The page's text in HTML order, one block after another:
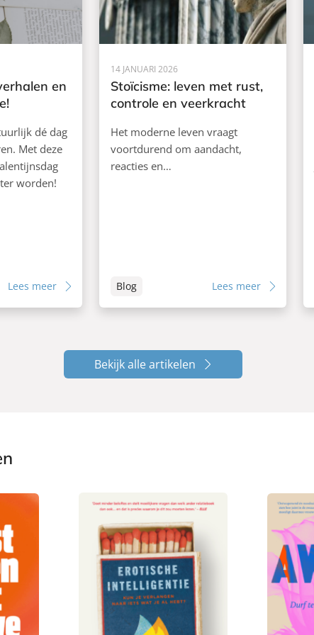
en
dé dag
Met deze
worden!
Lees meer
14 JANUARI 2026
Stoïcisme: leven met rust,
controle en veerkracht
Het moderne leven vraagt
voortdurend om aandacht,
reacties en…
Blog Lees meer
Bekijk alle artikelen